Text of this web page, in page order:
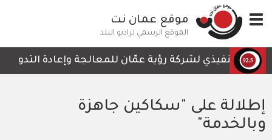
إلى
المحتوى
الرئيسي
Toggle
navigation
موقع عمان نت
الموقع الرسمي لراديو البلد
التنفيذي لشركة رؤية عمّان للمعالجة وإعادة التدوير،
إطلالة على "سكاكين جاهزة
وبالخدمة"